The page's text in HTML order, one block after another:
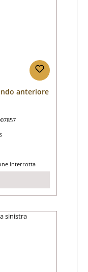
anteriore
interrotta